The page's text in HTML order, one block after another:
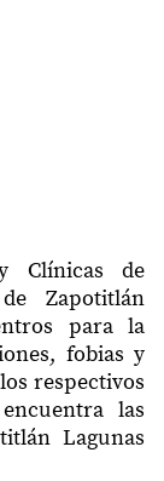
Clínicas de
Zapotitlán
para la
fobias y
respectivos
las
Lagunas